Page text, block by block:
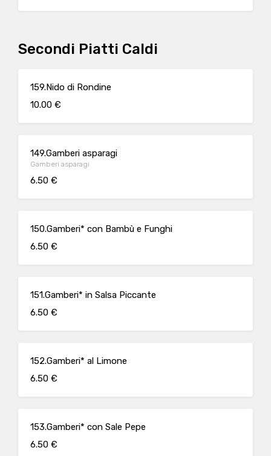
Secondi Piatti Caldi
159.Nido di Rondine
10.00 €
149.Gamberi asparagi
Gamberi asparagi
6.50 €
150.Gamberi* con Bambù e Funghi
6.50 €
151.Gamberi* in Salsa Piccante
6.50 €
152.Gamberi* al Limone
6.50 €
153.Gamberi* con Sale Pepe
6.50 €